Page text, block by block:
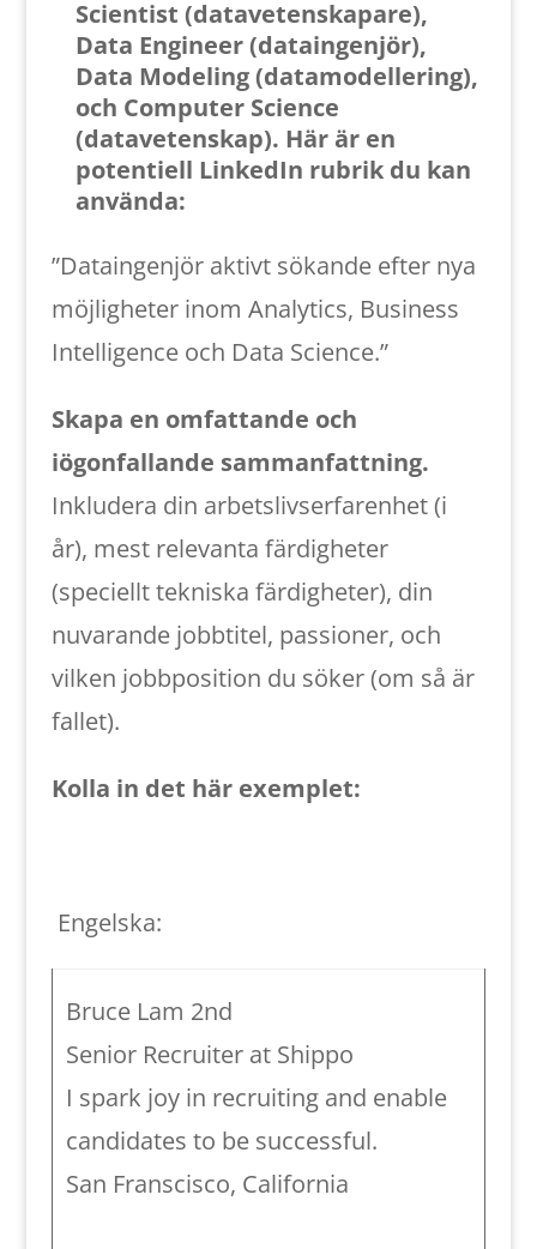
Scientist (datavetenskapare),
Data Engineer (dataingenjör),
Data Modeling (datamodellering),
och Computer Science
(datavetenskap). Här är en
potentiell LinkedIn rubrik du kan
använda:
”Dataingenjör aktivt sökande efter nya
möjligheter inom Analytics, Business
Intelligence och Data Science.”
Skapa en omfattande och
iögonfallande sammanfattning.
Inkludera din arbetslivserfarenhet (i
år), mest relevanta färdigheter
(speciellt tekniska färdigheter), din
nuvarande jobbtitel, passioner, och
vilken jobbposition du söker (om så är
fallet).
Kolla in det här exemplet:
Engelska:
Bruce Lam 2nd
Senior Recruiter at Shippo
I spark joy in recruiting and enable
candidates to be successful.
San Franscisco, California